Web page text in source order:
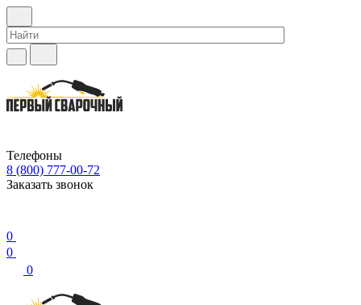
Телефоны
8 (800) 777-00-72
Заказать звонок
0
0
0